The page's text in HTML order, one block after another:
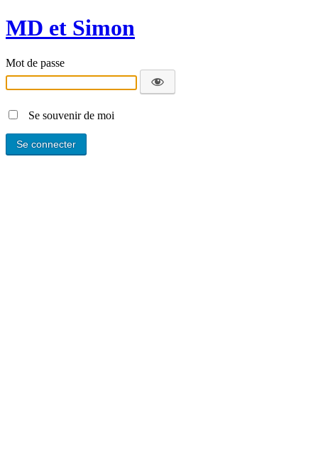
MD et Simon
Mot de passe
Se souvenir de moi